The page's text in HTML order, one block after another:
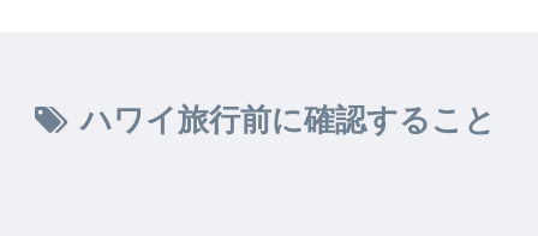
ハワイ旅行前に確認すること